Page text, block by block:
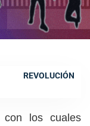
con los cuales